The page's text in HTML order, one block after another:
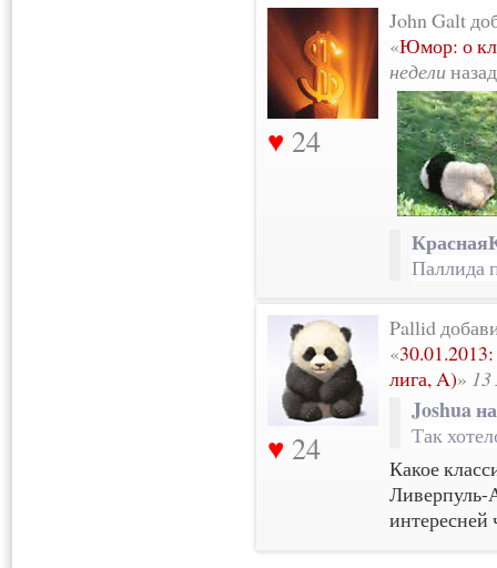
24
John Galt
«Юмор: о
недели
Паллида
24
Pallid
«
лига, A)» 13
Joshua
Так
Какое
Ливерпуль-
интересней